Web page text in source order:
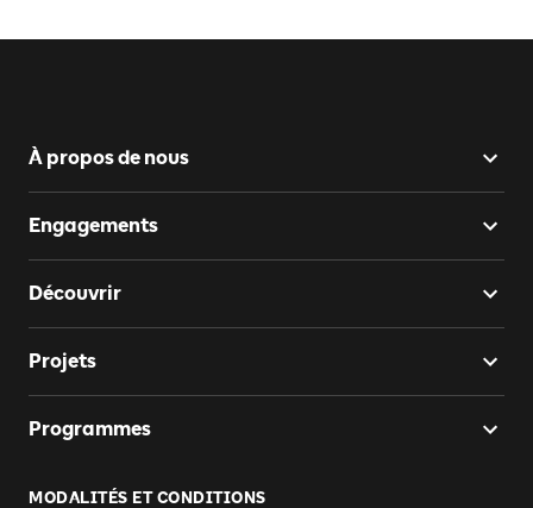
À propos de nous
Engagements
Découvrir
Projets
Programmes
MODALITÉS ET CONDITIONS